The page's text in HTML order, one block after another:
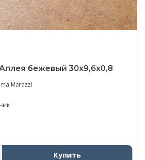
бежевый 30x9,6x0,8
Marazzi
Купить